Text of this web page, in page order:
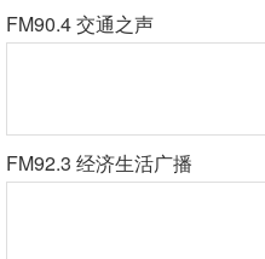
FM90.4 交通之声
FM92.3 经济生活广播